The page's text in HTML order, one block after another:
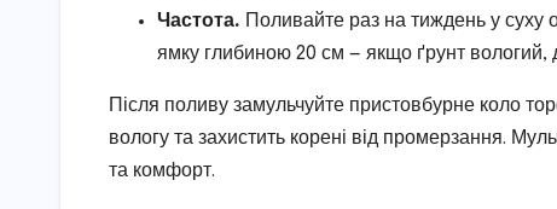
Частота. Поливайте раз на тиждень у суху
ямку глибиною 20 см — якщо ґрунт вологий,
Після поливу замульчуйте пристовбурне коло
вологу та захистить корені від промерзання.
та комфорт.